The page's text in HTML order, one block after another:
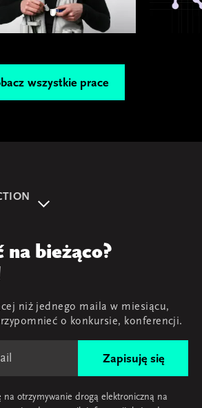
wszystkie prace
na bieżąco?
niż jednego maila w miesiącu,
o konkursie, konferencji.
Zapisuję się
na otrzymywanie drogą elektroniczną na